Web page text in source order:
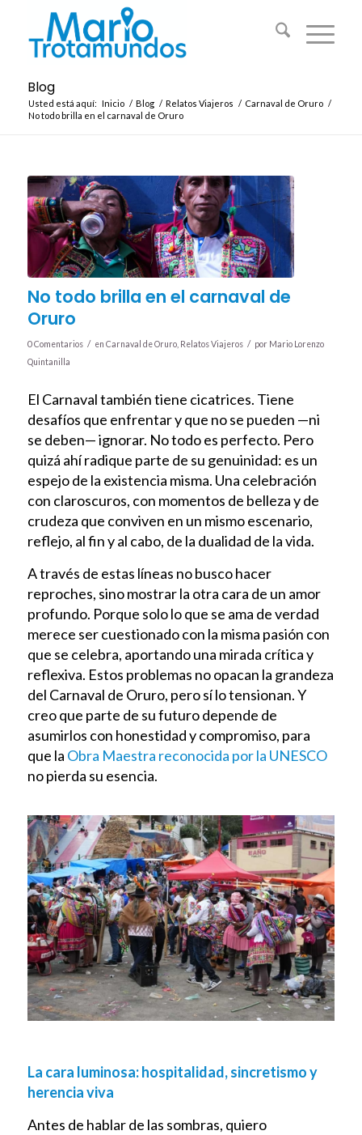
Blog
Usted está aquí: Inicio / Blog / Relatos Viajeros / Carnaval de Oruro /
No todo brilla en el carnaval de Oruro
No todo brilla en el carnaval de
Oruro
0 Comentarios / en Carnaval de Oruro, Relatos Viajeros / por Mario Lorenzo
Quintanilla
El Carnaval también tiene cicatrices. Tiene
desafíos que enfrentar y que no se pueden —ni
se deben— ignorar. No todo es perfecto. Pero
quizá ahí radique parte de su genuinidad: es un
espejo de la existencia misma. Una celebración
con claroscuros, con momentos de belleza y de
crudeza que conviven en un mismo escenario,
reflejo, al fin y al cabo, de la dualidad de la vida.
A través de estas líneas no busco hacer
reproches, sino mostrar la otra cara de un amor
profundo. Porque solo lo que se ama de verdad
merece ser cuestionado con la misma pasión con
que se celebra, aportando una mirada crítica y
reflexiva. Estos problemas no opacan la grandeza
del Carnaval de Oruro, pero sí lo tensionan. Y
creo que parte de su futuro depende de
asumirlos con honestidad y compromiso, para
que la Obra Maestra reconocida por la UNESCO
no pierda su esencia.
La cara luminosa: hospitalidad, sincretismo y
herencia viva
Antes de hablar de las sombras, quiero